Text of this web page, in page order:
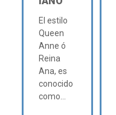
El estilo
Queen
Anne ó
Reina
Ana, es
conocido
como...